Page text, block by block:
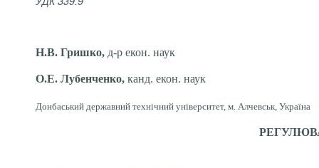
Н.В. Гришко, д-р екон. наук
О.Е. Лубенченко, канд. екон. наук
Донбаський державний технічний університет, м. Алчевськ, Україна